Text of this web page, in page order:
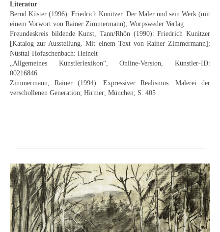
Literatur
Bernd Küster (1996): Friedrich Kunitzer. Der Maler und sein Werk (mit
einem Vorwort von Rainer Zimmermann); Worpsweder Verlag
Freundeskreis bildende Kunst, Tann/Rhön (1990): Friedrich Kunitzer
[Katalog zur Ausstellung. Mit einem Text von Rainer Zimmermann];
Nüsttal-Hofaschenbach: Heinelt
„Allgemeines Künstlerlexikon“, Online-Version, Künstler-ID:
00216846
Zimmermann, Rainer (1994): Expressiver Realismus. Malerei der
verschollenen Generation; Hirmer; München; S. 405